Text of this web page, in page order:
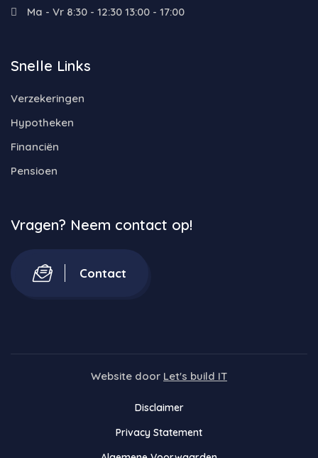
Ma - Vr 8:30 - 12:30 13:00 - 17:00
Snelle Links
Verzekeringen
Hypotheken
Financiën
Pensioen
Vragen? Neem contact op!
Contact
Website door Let's build IT
Disclaimer
Privacy Statement